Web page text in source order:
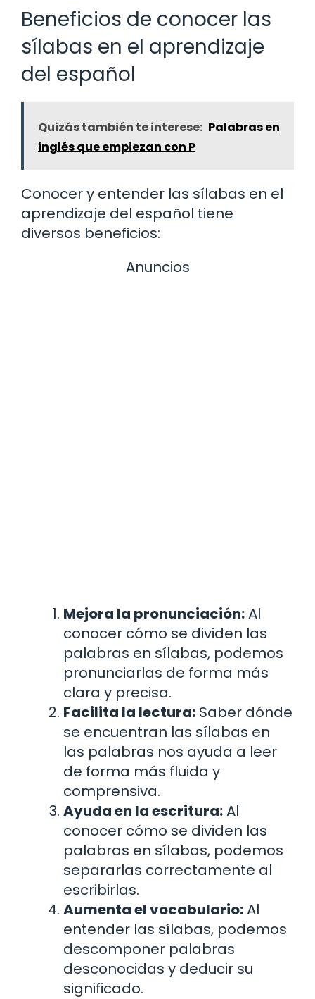
Beneficios de conocer las
sílabas en el aprendizaje
del español
Quizás también te interese: Palabras en
inglés que empiezan con P
Conocer y entender las sílabas en el
aprendizaje del español tiene
diversos beneficios:
Anuncios
Mejora la pronunciación:Al
conocer cómo se dividen las
palabras en sílabas, podemos
pronunciarlas de forma más
clara y precisa.
Facilita la lectura: Saber dónde
se encuentran las sílabas en
las palabras nos ayuda a leer
de forma más fluida y
comprensiva.
Ayuda en la escritura:Al
conocer cómo se dividen las
palabras en sílabas, podemos
separarlas correctamente al
escribirlas.
Aumenta el vocabulario:Al
entender las sílabas, podemos
descomponer palabras
desconocidas y deducir su
significado.